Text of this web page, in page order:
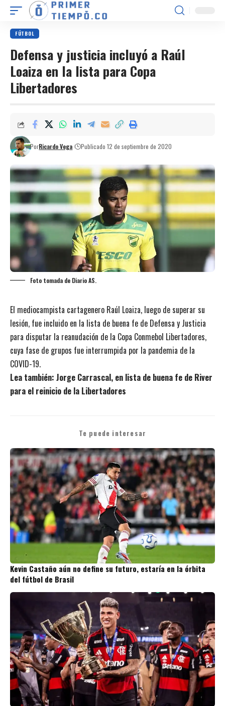
FÚTBOL
Defensa y justicia incluyó a Raúl
Loaiza en la lista para Copa
Libertadores
PorRicardo Vega Publicado 12 de septiembre de 2020
Foto tomada de Diario AS.
El mediocampista cartagenero Raúl Loaiza, luego de superar su
lesión, fue incluido en la lista de buena fe de Defensa y Justicia
para disputar la reanudación de la Copa Conmebol Libertadores,
cuya fase de grupos fue interrumpida por la pandemia de la
COVID-19.
Lea también: Jorge Carrascal, en lista de buena fe de River
para el reinicio de la Libertadores
Te puede interesar
Kevin Castaño aún no define su futuro, estaría en la órbita
del fútbol de Brasil